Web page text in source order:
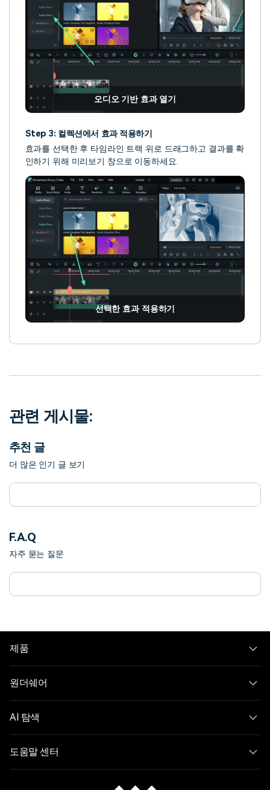
오디오 기반 효과 열기
Step 3: 컬렉션에서 효과 적용하기
효과를 선택한 후 타임라인 트랙 위로 드래그하고 결과를 확
인하기 위해 미리보기 창으로 이동하세요.
선택한 효과 적용하기
관련 게시물:
추천 글
더 많은 인기 글 보기
F.A.Q
자주 묻는 질문
제품
원더쉐어
AI 탐색
도움말 센터